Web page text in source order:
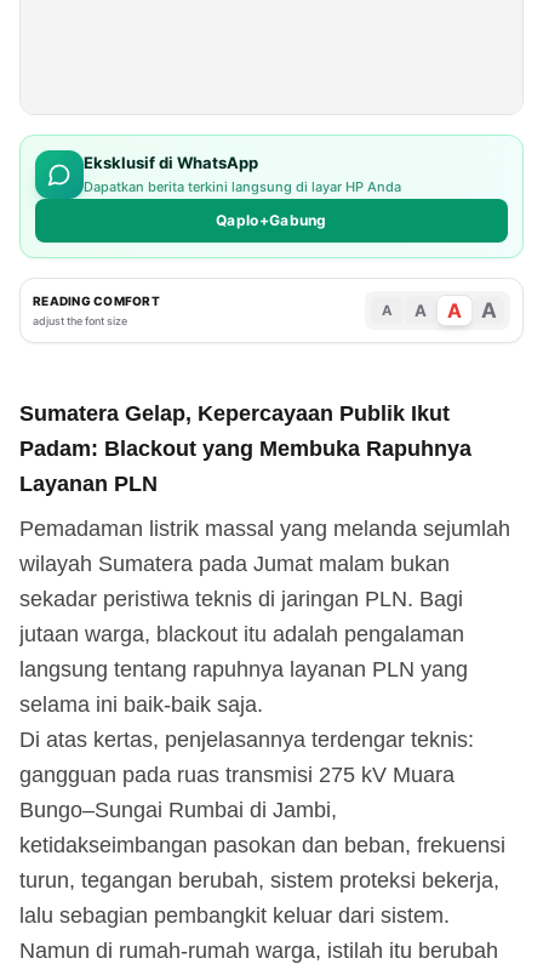
Eksklusif di WhatsApp
Dapatkan berita terkini langsung di layar HP Anda
Qaplo+Gabung
READING COMFORT
adjust the font size
A A A A
Sumatera Gelap, Kepercayaan Publik Ikut
Padam: Blackout yang Membuka Rapuhnya
Layanan PLN
Pemadaman listrik massal yang melanda sejumlah
wilayah Sumatera pada Jumat malam bukan
sekadar peristiwa teknis di jaringan PLN. Bagi
jutaan warga, blackout itu adalah pengalaman
langsung tentang rapuhnya layanan PLN yang
selama ini baik-baik saja.
Di atas kertas, penjelasannya terdengar teknis:
gangguan pada ruas transmisi 275 kV Muara
Bungo–Sungai Rumbai di Jambi,
ketidakseimbangan pasokan dan beban, frekuensi
turun, tegangan berubah, sistem proteksi bekerja,
lalu sebagian pembangkit keluar dari sistem.
Namun di rumah-rumah warga, istilah itu berubah